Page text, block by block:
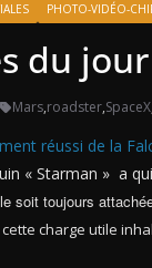
PHOTO-VIDÉO-
du
Mars,roadster,SpaceX
réussi de la
« Starman » a
soit toujours
charge utile